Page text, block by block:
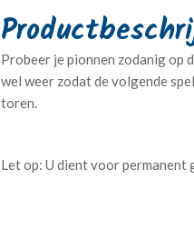
Probeer je pionnen zodanig op
wel weer zodat de volgende
toren.